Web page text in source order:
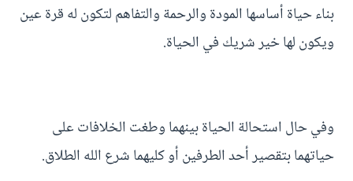
بناء حياة أساسها المودة والرحمة والتفاهم لتكون له قرة عين
ويكون لها خير شريك في الحياة.
وفي حال استحالة الحياة بينهما وطغت الخلافات على
حياتهما بتقصير أحد الطرفين أو كليهما شرع الله الطلاق.